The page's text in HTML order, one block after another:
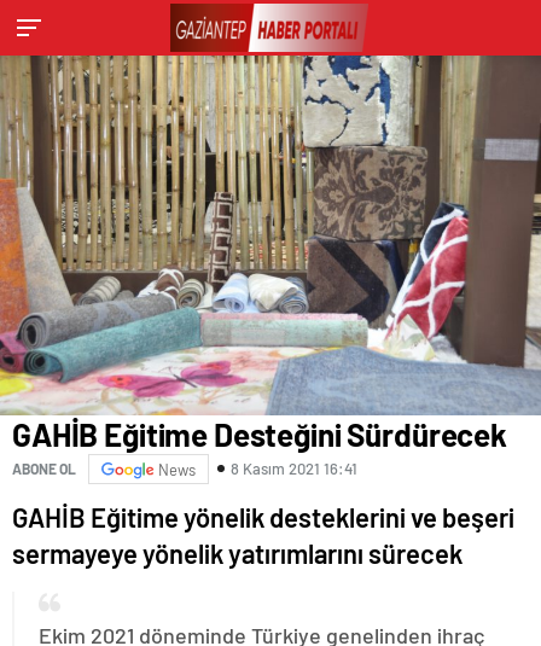
GAHİB Eğitime Desteğini Sürdürecek
ABONE OL News 8 Kasım 2021 16:41
GAHİB Eğitime yönelik desteklerini ve beşeri
sermayeye yönelik yatırımlarını sürecek
Ekim 2021 döneminde Türkiye genelinden ihraç